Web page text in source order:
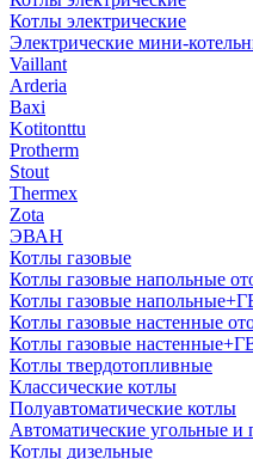
Котлы электрические
Электрические мини-
Vaillant
Arderia
Baxi
Kotitonttu
Protherm
Stout
Thermex
Zota
ЭВАН
Котлы газовые
Котлы газовые напольные
Котлы газовые
Котлы газовые настенные
Котлы газовые
Котлы твердотопливные
Классические котлы
Полуавтоматические котлы
Автоматические угольные и
Котлы дизельные